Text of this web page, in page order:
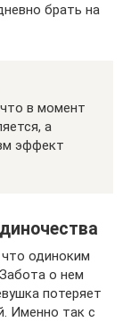
брать на
в момент
а
эффект
одиноким
о нем
потеряет
Именно так с